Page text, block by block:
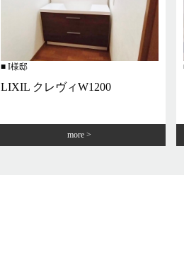
I様邸
LIXIL クレヴィW1200
more